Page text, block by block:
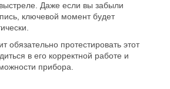
Даже если вы забыли
ключевой момент будет
обязательно протестировать этот
в его корректной работе и
прибора.